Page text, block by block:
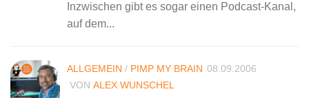
Inzwischen gibt es sogar einen Podcast-Kanal,
auf dem...
ALLGEMEIN / PIMP MY BRAIN 08.09.2006
VON ALEX WUNSCHEL